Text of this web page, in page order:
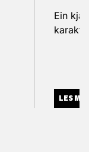
Ein
LES